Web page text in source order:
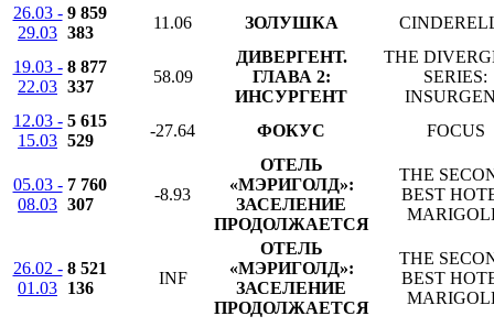
26.03 -
29.03
9 859
383
11.06 ЗОЛУШКА
19.03 -
22.03
8 877
337
58.09
ДИВЕРГЕНТ.
ГЛАВА 2:
ИНСУРГЕНТ
THE
SERIES:
12.03 -
15.03
5 615
529
-27.64 ФОКУС FOCUS
05.03 -
08.03
7 760
307
-8.93
ОТЕЛЬ
«МЭРИГОЛД»:
ЗАСЕЛЕНИЕ
ПРОДОЛЖАЕТСЯ
THE
BEST
26.02 -
01.03
8 521
136
INF
ОТЕЛЬ
«МЭРИГОЛД»:
ЗАСЕЛЕНИЕ
ПРОДОЛЖАЕТСЯ
THE
BEST